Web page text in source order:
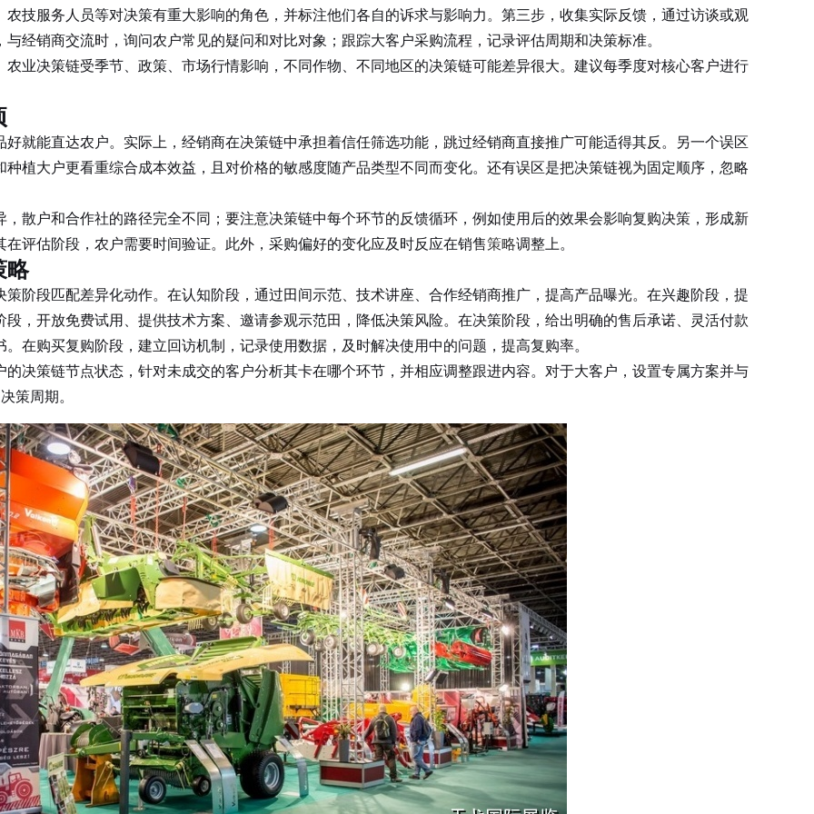
技服务人员等对决策有重大影响的角色，并标注他们各自的诉求与影响力。第三步，收集实际反馈，通过访谈或观
经销商交流时，询问农户常见的疑问和对比对象；跟踪大客户采购流程，记录评估周期和决策标准。
决策链受季节、政策、市场行情影响，不同作物、不同地区的决策链可能差异很大。建议每季度对核心客户进行
能直达农户。实际上，经销商在决策链中承担着信任筛选功能，跳过经销商直接推广可能适得其反。另一个误区
植大户更看重综合成本效益，且对价格的敏感度随产品类型不同而变化。还有误区是把决策链视为固定顺序，忽略
户和合作社的路径完全不同；要注意决策链中每个环节的反馈循环，例如使用后的效果会影响复购决策，形成新
评估阶段，农户需要时间验证。此外，采购偏好的变化应及时反应在销售策略调整上。
略
阶段匹配差异化动作。在认知阶段，通过田间示范、技术讲座、合作经销商推广，提高产品曝光。在兴趣阶段，提
，开放免费试用、提供技术方案、邀请参观示范田，降低决策风险。在决策阶段，给出明确的售后承诺、灵活付款
在购买复购阶段，建立回访机制，记录使用数据，及时解决使用中的问题，提高复购率。
策链节点状态，针对未成交的客户分析其卡在哪个环节，并相应调整跟进内容。对于大客户，设置专属方案并与
策周期。